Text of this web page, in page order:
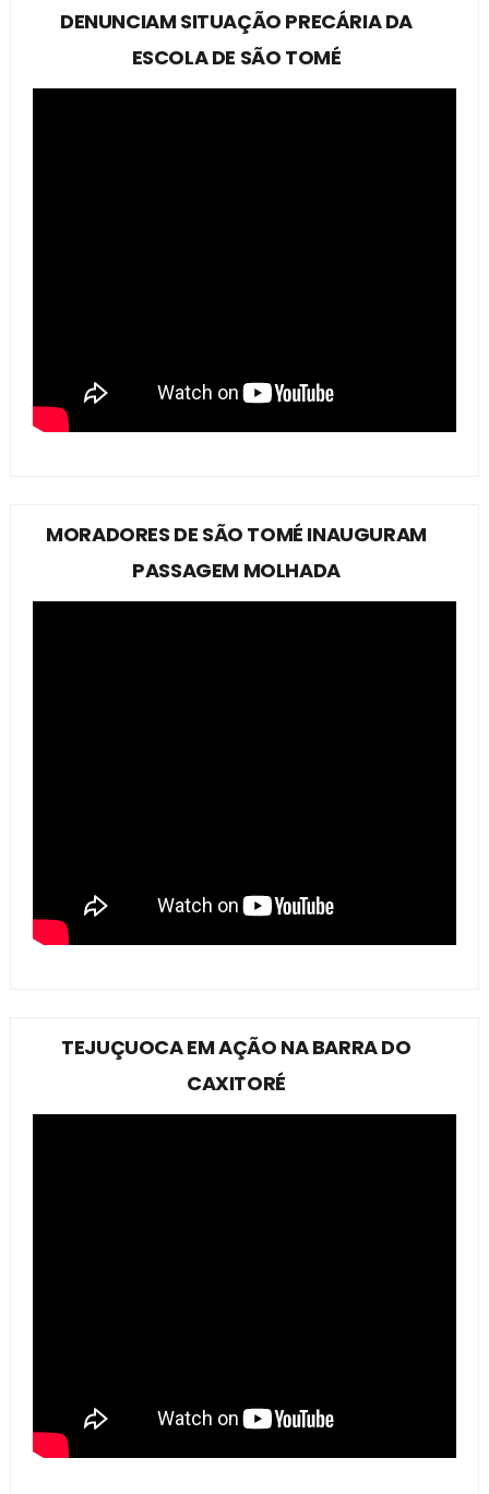
DENUNCIAM SITUAÇÃO PRECÁRIA DA
ESCOLA DE SÃO TOMÉ
MORADORES DE SÃO TOMÉ INAUGURAM
PASSAGEM MOLHADA
TEJUÇUOCA EM AÇÃO NA BARRA DO
CAXITORÉ